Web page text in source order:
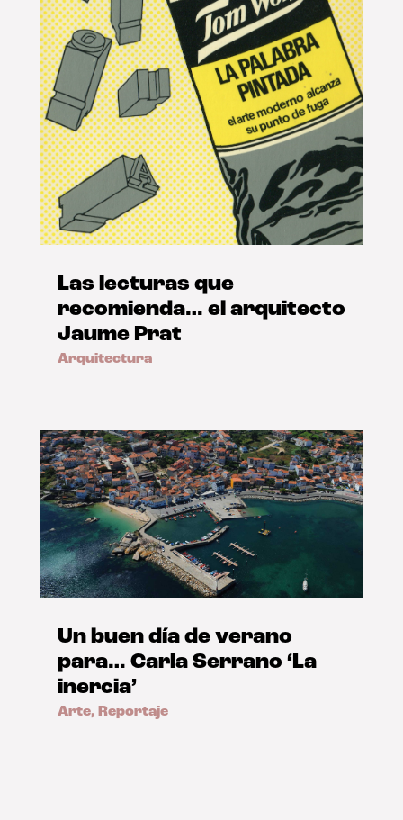
Las lecturas que
recomienda… el arquitecto
Jaume Prat
Arquitectura
Un buen día de verano
para… Carla Serrano ‘La
inercia’
Arte, Reportaje